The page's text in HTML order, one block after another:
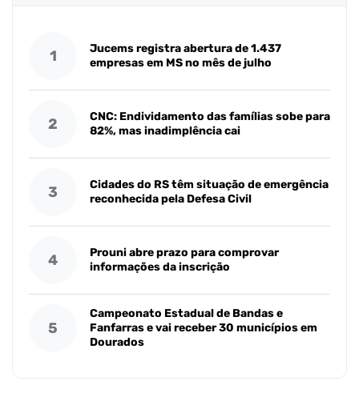
1
Jucems registra abertura de 1.437
empresas em MS no mês de julho
2
CNC: Endividamento das famílias sobe para
82%, mas inadimplência cai
3
Cidades do RS têm situação de emergência
reconhecida pela Defesa Civil
4
Prouni abre prazo para comprovar
informações da inscrição
5
Campeonato Estadual de Bandas e
Fanfarras e vai receber 30 municípios em
Dourados